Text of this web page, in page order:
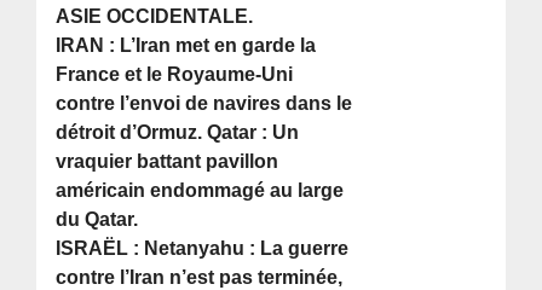
ASIE OCCIDENTALE.
IRAN : L’Iran met en garde la
France et le Royaume-Uni
contre l’envoi de navires dans le
détroit d’Ormuz. Qatar : Un
vraquier battant pavillon
américain endommagé au large
du Qatar.
ISRAËL : Netanyahu : La guerre
contre l’Iran n’est pas terminée,